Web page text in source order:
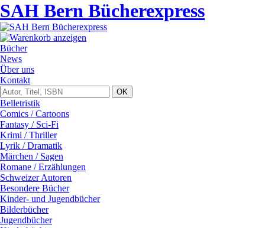
SAH Bern Bücherexpress
Bücher
News
Über uns
Kontakt
Belletristik
Comics / Cartoons
Fantasy / Sci-Fi
Krimi / Thriller
Lyrik / Dramatik
Märchen / Sagen
Romane / Erzählungen
Schweizer Autoren
Besondere Bücher
Kinder- und Jugendbücher
Bilderbücher
Jugendbücher